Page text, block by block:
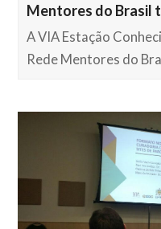
Mentores do Brasil
A VIA Estação
Rede Mentores do